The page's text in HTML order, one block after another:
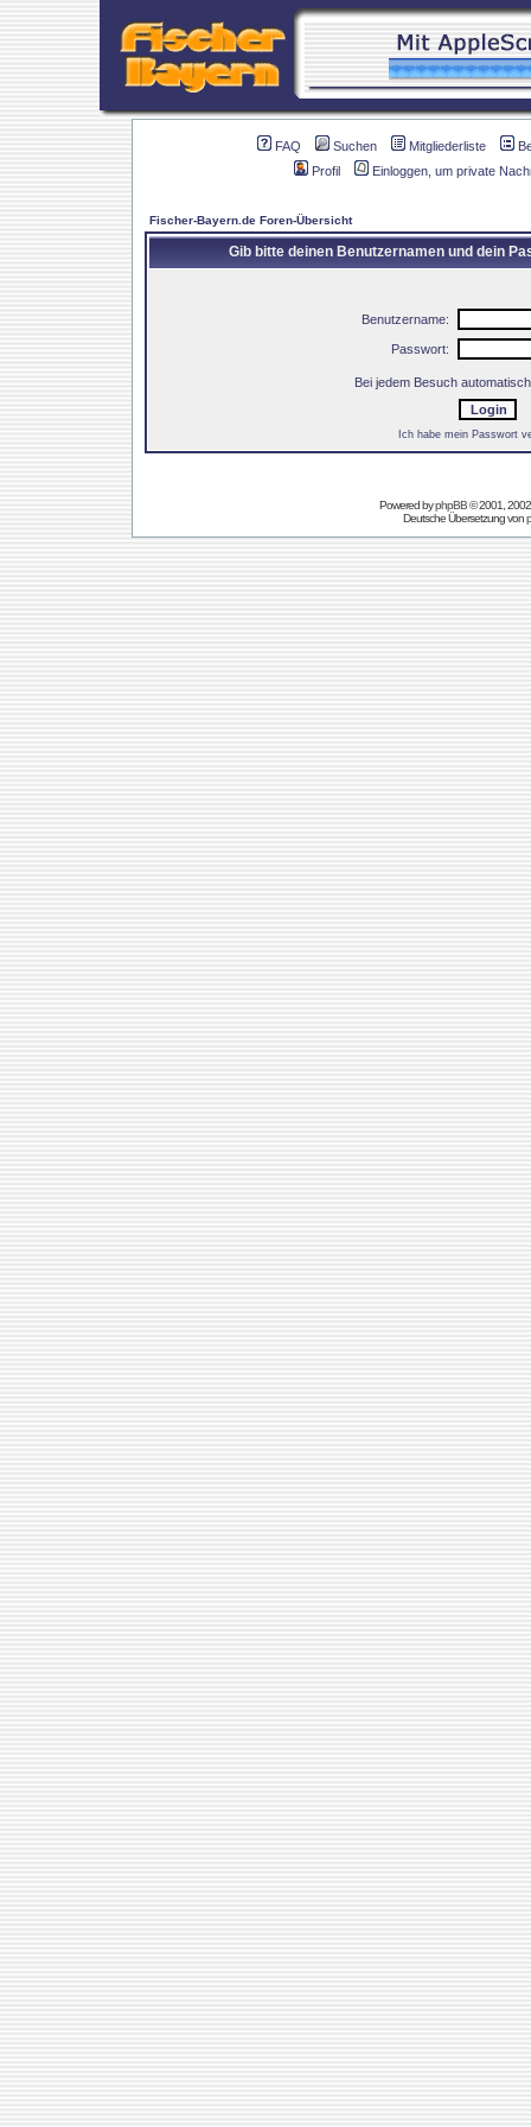
FAQ Suchen Mitgliederliste
Profil
Einloggen, um private
Fischer-Bayern.de Foren-Übersicht
Gib bitte deinen Benutzernamen und dein
Benutzername:
Passwort:
Bei jedem Besuch
Ich habe mein Passwort
Powered byphpBB© 2001,
Deutsche Übersetzung von